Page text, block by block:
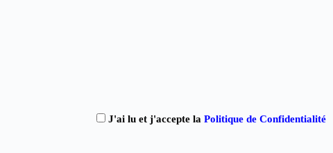
J'ai lu et j'accepte la Politique de Confidentialité